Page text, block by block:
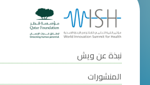
نبذة عن ويش
المنشورات